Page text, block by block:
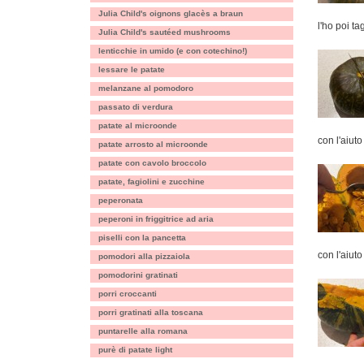
Julia Child's oignons glacès a braun
Julia Child's sautéed mushrooms
lenticchie in umido (e con cotechino!)
lessare le patate
melanzane al pomodoro
passato di verdura
patate al microonde
patate arrosto al microonde
patate con cavolo broccolo
patate, fagiolini e zucchine
peperonata
peperoni in friggitrice ad aria
piselli con la pancetta
pomodori alla pizzaiola
pomodorini gratinati
porri croccanti
porri gratinati alla toscana
puntarelle alla romana
purè di patate light
l'ho poi
con
con